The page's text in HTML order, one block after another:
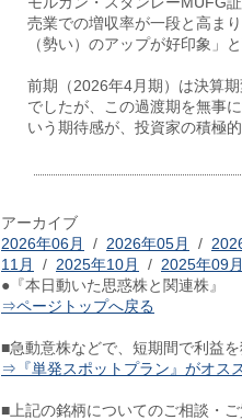
売業での増収率が一段と高ま
（勢い）のアップが好印象」
前期（2026年4月期）は決算
でしたが、この過渡期を無事
いう期待感が、投資家の積極
アーカイブ
2026年06月
/ 2026年05月 /
11月
/ 2025年10月 / 2025年09月
●『本日動いた思惑株と関連株』
⇒ページトップへ戻る
■急動意株などで、短期間で利益を
⇒『単発スポットプラン』がオス
■上記の銘柄についてのご相談・